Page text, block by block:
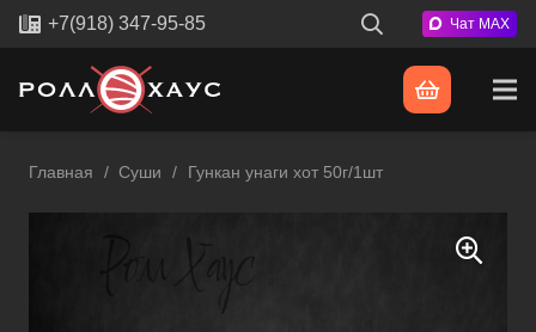
+7(918) 347-95-85 Чат MAX
Главная / Суши / Гункан унаги хот 50г/1шт